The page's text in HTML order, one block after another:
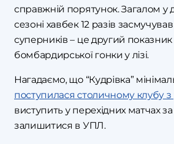
справжній порятунок. Загалом
сезоні хавбек 12 разів засмучував
суперників – це другий показник
бомбардирської гонки у лізі.
Нагадаємо, що “Кудрівка”
поступилася столичному клубу з
виступить у перехідних матчах
залишитися в УПЛ.